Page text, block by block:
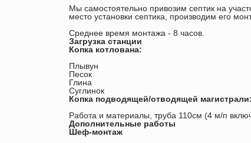
Мы самостоятельно привозим септик на
место установки септика, производим его
Среднее время монтажа - 8 часов.
Загрузка станции
Копка котлована:
Плывун
Песок
Глина
Суглинок
Копка подводящей/отводящей магистрали:
Работа и материалы, труба 110см (4 м/п
Дополнительные работы
Шеф-монтаж